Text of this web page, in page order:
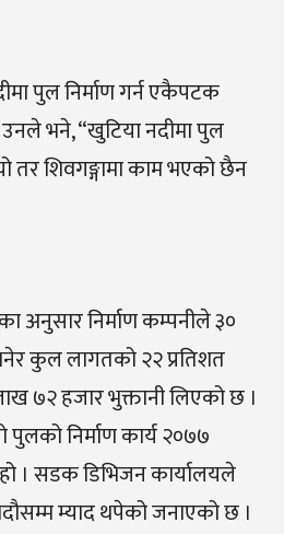
पुल निर्माण गर्न एकैपटक
भने, “खुटिया नदीमा पुल
तर शिवगङ्गामा काम भएको छैन
अनुसार निर्माण कम्पनीले ३०
कुल लागतको २२ प्रतिशत
७२ हजार भुक्तानी लिएको छ ।
निर्माण कार्य २०७७
। सडक डिभिजन कार्यालयले
म्याद थपेको जनाएको छ ।